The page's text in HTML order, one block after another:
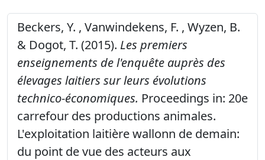
Beckers, Y. , Vanwindekens, F. , Wyzen, B.
& Dogot, T. (2015). Les premiers
enseignements de l'enquête auprès des
élevages laitiers sur leurs évolutions
technico-économiques. Proceedings in: 20e
carrefour des productions animales.
L'exploitation laitière wallonn de demain:
du point de vue des acteurs aux